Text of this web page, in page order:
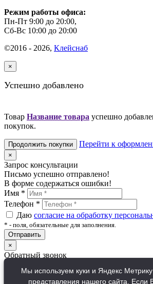
Режим работы офиса:
Пн-Пт 9:00 до 20:00,
Сб-Вс 10:00 до 20:00
©2016 - 2026, Клейснаб
Мы используем куки и Яндекс
представления нашего сайта. Если
×
Успешно добавлено
Товар Название товара успешно
покупок.
Продолжить покупки Перейти к
×
Запрос консультации
Письмо успешно отправлено!
В форме содержаться ошибки!
Имя *
Телефон *
Даю согласие на обработку
* - поля, обязательные для заполнения.
Отправить
×
Обратный звонок
В форме содержаться ошибки!